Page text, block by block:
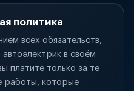
политика
всех обязательств,
в своём
платите только за те
работы, которые